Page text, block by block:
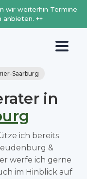
wir weiterhin Termine
anbieten. ++
Saarburg
in
ich bereits
&
werfe ich gerne
im Hinblick auf